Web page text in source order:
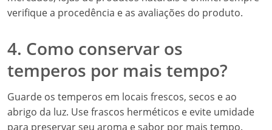
verifique a procedência e as avaliações do produto.
4. Como conservar os
temperos por mais tempo?
Guarde os temperos em locais frescos, secos e ao
abrigo da luz. Use frascos herméticos e evite umidade
para preservar seu aroma e sabor por mais tempo.